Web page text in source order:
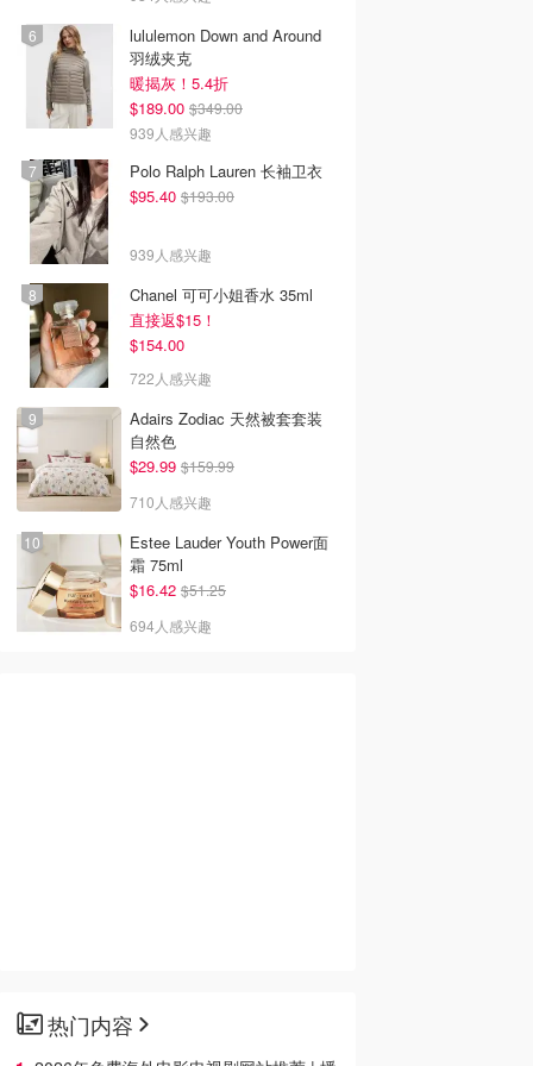
lululemon Down and Around
羽绒夹克
暖揭灰！5.4折
$189.00 $349.00
939人感兴趣
Polo Ralph Lauren 长袖卫衣
$95.40 $193.00
939人感兴趣
Chanel 可可小姐香水 35ml
直接返$15！
$154.00
722人感兴趣
Adairs Zodiac 天然被套套装
自然色
$29.99 $159.99
710人感兴趣
Estee Lauder Youth Power面
霜 75ml
$16.42 $51.25
694人感兴趣
热门内容